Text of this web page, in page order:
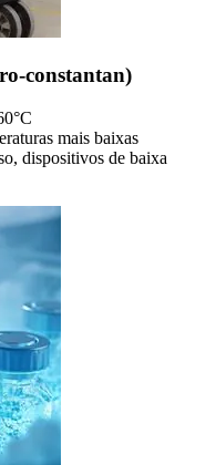
constantan)
mais baixas
dispositivos de baixa